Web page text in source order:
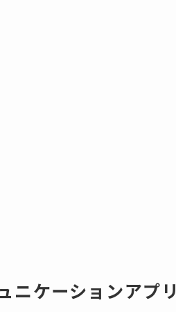
ニケーションアプリ